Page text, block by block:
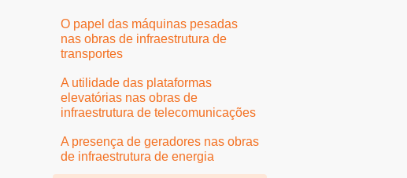
O papel das máquinas pesadas
nas obras de infraestrutura de
transportes
A utilidade das plataformas
elevatórias nas obras de
infraestrutura de telecomunicações
A presença de geradores nas obras
de infraestrutura de energia